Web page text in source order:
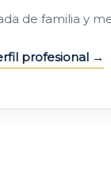
de familia y
profesional